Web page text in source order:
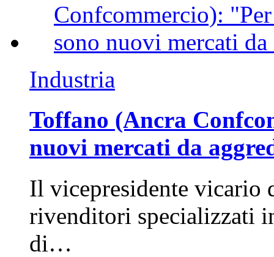
Industria
Toffano (Ancra
nuovi mercati da
Il vicepresidente vicario
rivenditori specializzati
di…